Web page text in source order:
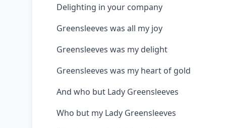
Delighting in your company
Greensleeves was all my joy
Greensleeves was my delight
Greensleeves was my heart of gold
And who but Lady Greensleeves
Who but my Lady Greensleeves